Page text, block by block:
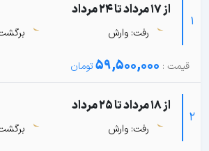
1
از 17 مرداد تا 24 مرداد
رفت: وارش
59,500,000
2
از 18 مرداد تا 25 مرداد
رفت: وارش